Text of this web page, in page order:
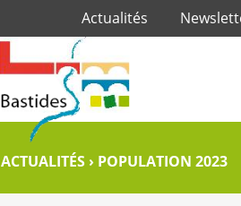
Actualités
ACTUALITÉS › POPULATION 2023